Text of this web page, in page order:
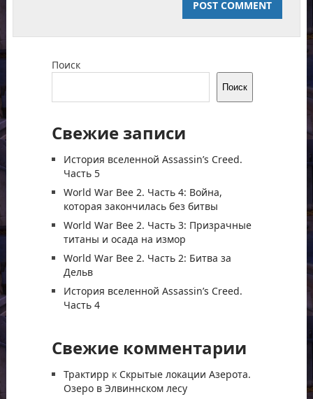
Поиск
Поиск
Свежие записи
История вселенной Assassin’s Creed.
Часть 5
World War Bee 2. Часть 4: Война,
которая закончилась без битвы
World War Bee 2. Часть 3: Призрачные
титаны и осада на измор
World War Bee 2. Часть 2: Битва за
Дельв
История вселенной Assassin’s Creed.
Часть 4
Свежие комментарии
Трактирр к Скрытые локации Азерота.
Озеро в Элвиннском лесу